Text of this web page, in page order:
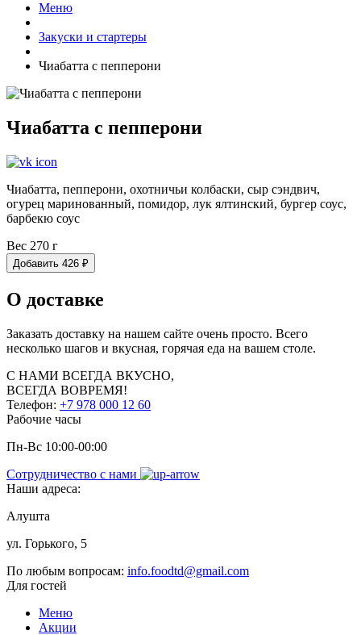
Меню
Закуски и стартеры
Чиабатта с пепперони
Чиабатта с пепперони
Чиабатта, пепперони, охотничьи колбаски, сыр сэндвич,
огурец маринованный, помидор, лук ялтинский, бургер соус,
барбекю соус
Вес 270 г
Добавить 426 ₽
О доставке
Заказать доставку на нашем сайте очень просто. Всего
несколько шагов и вкусная, горячая еда на вашем столе.
С НАМИ ВСЕГДА ВКУСНО,
ВСЕГДА ВОВРЕМЯ!
Телефон: +7 978 000 12 60
Рабочие часы
Пн-Вс 10:00-00:00
Сотрудничество с нами
Наши адреса:
Алушта
ул. Горького, 5
По любым вопросам: info.foodtd@gmail.com
Для гостей
Меню
Акции